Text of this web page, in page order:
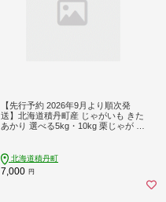
【先行予約 2026年9月より順次発
送】北海道積丹町産 じゃがいも きた
あかり 選べる5kg・10kg 栗じゃが ホ
北海道積丹町
7,000 円